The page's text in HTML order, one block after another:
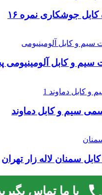
جوشکاری نمره ۱۶
و کابل
سیم و کابل دماوند
سمنان لاله زار تهران
با ما تماس
فعال نشده است، برای فعال